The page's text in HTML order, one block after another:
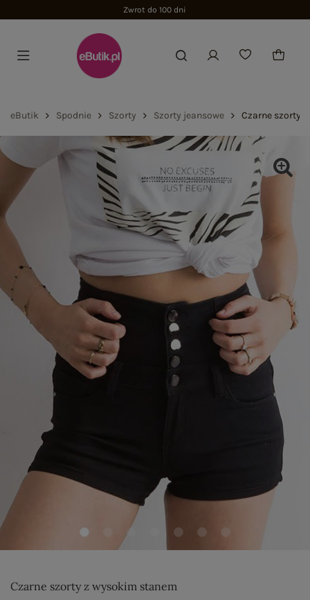
Zwrot do 100 dni
eButik Spodnie Szorty Szorty jeansowe Czarne szorty
Czarne szorty z wysokim stanem